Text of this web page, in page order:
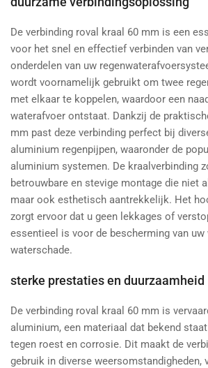
De verbinding roval kraal 60 mm is een
voor het snel en effectief verbinden van
onderdelen van uw
wordt voornamelijk gebruikt om twee
met elkaar te koppelen, waardoor een
waterafvoer ontstaat. Dankzij de
mm past deze verbinding perfect bij
aluminium regenpijpen, waaronder de
aluminium systemen. De kraalverbinding
betrouwbare en stevige montage die niet
maar ook esthetisch aantrekkelijk. Het
zorgt ervoor dat u geen lekkages of
essentieel is voor de bescherming van uw
waterschade.
sterke prestaties en duurzaamheid
De verbinding roval kraal 60 mm is
aluminium, een materiaal dat bekend
tegen roest en corrosie. Dit maakt de
gebruik in diverse weersomstandigheden,